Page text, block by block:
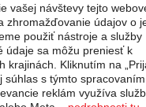
vhodná pre
nadšených
Hydraulické
vašej návštevy tejto
zhromažďovanie údajov o
použiť nástroje a služby
údaje sa môžu preniesť k
krajinách. Kliknutím na
súhlas s týmto spracovaním.
reklám využíva